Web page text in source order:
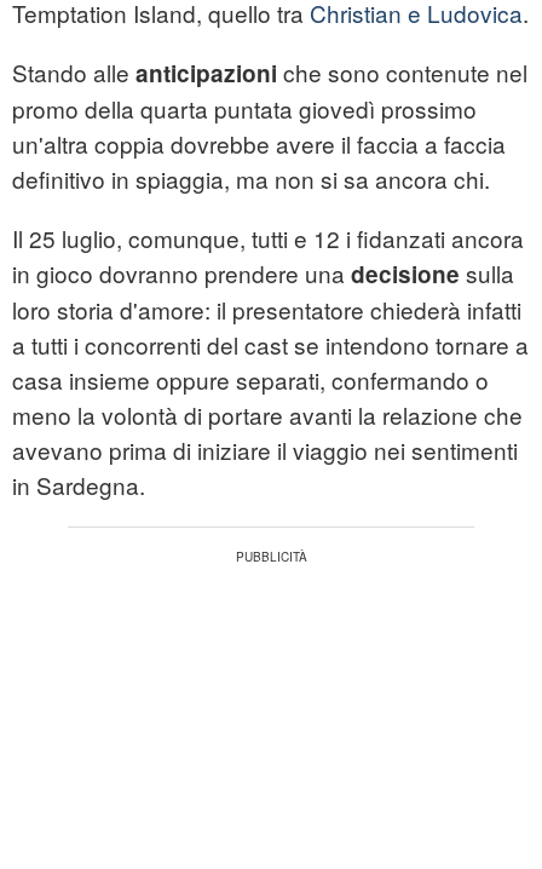
Temptation Island, quello tra Christian e Ludovica.
Stando alle anticipazioni che sono contenute nel
promo della quarta puntata giovedì prossimo
un'altra coppia dovrebbe avere il faccia a faccia
definitivo in spiaggia, ma non si sa ancora chi.
Il 25 luglio, comunque, tutti e 12 i fidanzati ancora
in gioco dovranno prendere una decisione sulla
loro storia d'amore: il presentatore chiederà infatti
a tutti i concorrenti del cast se intendono tornare a
casa insieme oppure separati, confermando o
meno la volontà di portare avanti la relazione che
avevano prima di iniziare il viaggio nei sentimenti
in Sardegna.